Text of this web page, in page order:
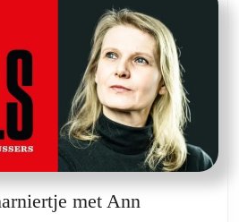
met Ann